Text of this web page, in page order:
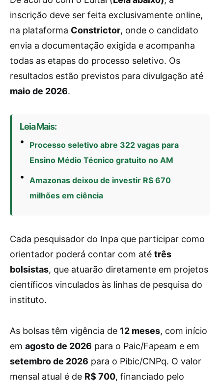
inscrição deve ser feita exclusivamente online,
na plataforma Constrictor, onde o candidato
envia a documentação exigida e acompanha
todas as etapas do processo seletivo. Os
resultados estão previstos para divulgação até
maio de 2026.
Leia Mais:
Processo seletivo abre 322 vagas para
Ensino Médio Técnico gratuito no AM
Amazonas deixou de investir R$ 670
milhões em ciência
Cada pesquisador do Inpa que participar como
orientador poderá contar com até três
bolsistas, que atuarão diretamente em projetos
científicos vinculados às linhas de pesquisa do
instituto.
As bolsas têm vigência de 12 meses, com início
em agosto de 2026 para o Paic/Fapeam e em
setembro de 2026 para o Pibic/CNPq. O valor
mensal atual é de R$ 700, financiado pelo